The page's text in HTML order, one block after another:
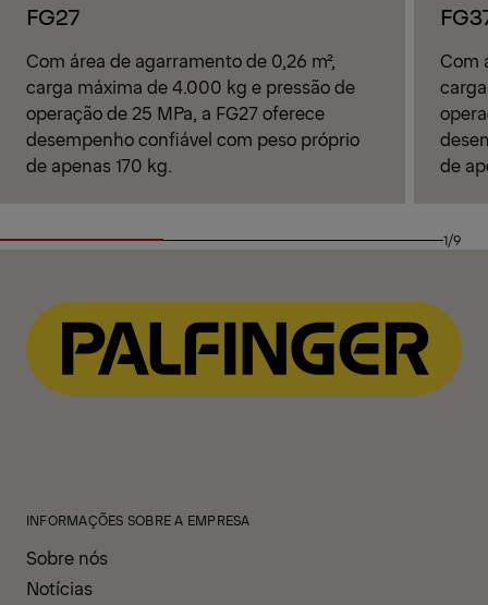
FG27
Com área de agarramento de 0,26 m²,
carga máxima de 4.000 kg e pressão de
operação de 25 MPa, a FG27 oferece
desempenho confiável com peso próprio
de apenas 170 kg.
Com
de
1/9
INFORMAÇÕES SOBRE A EMPRESA
Sobre nós
Notícias